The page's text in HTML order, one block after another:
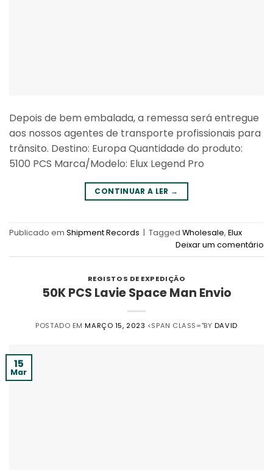
Depois de bem embalada, a remessa será entregue
aos nossos agentes de transporte profissionais para
trânsito. Destino: Europa Quantidade do produto:
5100 PCS Marca/Modelo: Elux Legend Pro
CONTINUAR A LER →
Publicado em Shipment Records Tagged Wholesale, Elux
Deixar um comentário
REGISTOS DE EXPEDIÇÃO
50K PCS Lavie Space Man Envio
POSTADO EMMARÇO 15, 2023 <SPAN CLASS="BY DAVID
15
Mar